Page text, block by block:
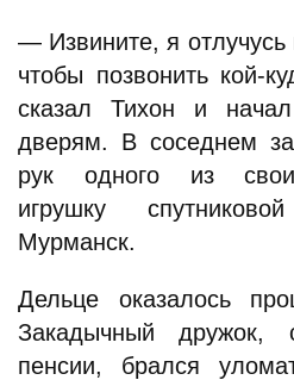
— Извините, я отлучусь
чтобы позвонить кой-
сказал Тихон и
дверям. В соседнем
рук одного из
игрушку
Мурманск.
Дельце оказалось
Закадычный
пенсии, брался